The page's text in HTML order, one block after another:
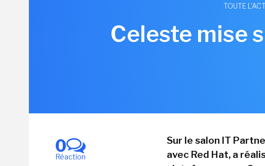
TOUTE
Celeste mise
0
Réaction
Sur le salon IT
avec Red Hat, a